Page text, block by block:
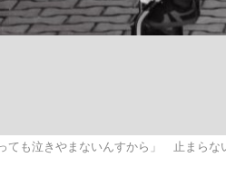
ても泣きやまないんすから」 止まらな